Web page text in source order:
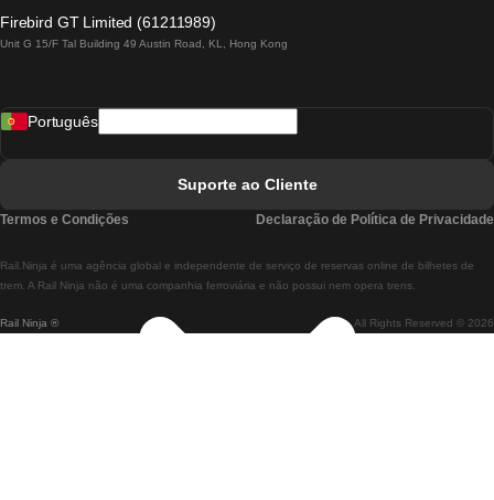
Comboios De Lisboa A Madrid
Comboios De Lisboa A Braga
Comboios De Braga A Lisboa
Firebird GT Limited (61211989)
Unit G 15/F Tal Building 49 Austin Road, KL, Hong Kong
Rail Ninja ® All Rights Reserved © 2026
Rail.Ninja é uma agência global e independente de serviço de reservas online de bilhetes de
trem. A Rail Ninja não é uma companhia ferroviária e não possui nem opera trens.
Português
Suporte ao Cliente
Termos e Condições Declaração de Política de Privacidade